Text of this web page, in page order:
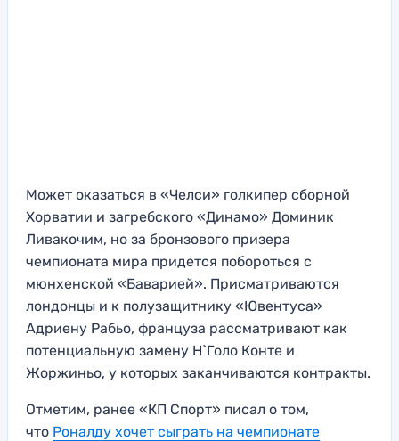
Может оказаться в «Челси» голкипер сборной
Хорватии и загребского «Динамо» Доминик
Ливакочим, но за бронзового призера
чемпионата мира придется побороться с
мюнхенской «Баварией». Присматриваются
лондонцы и к полузащитнику «Ювентуса»
Адриену Рабьо, француза рассматривают как
потенциальную замену Н`Голо Конте и
Жоржиньо, у которых заканчиваются контракты.
Отметим, ранее «КП Спорт» писал о том,
что Роналду хочет сыграть на чемпионате